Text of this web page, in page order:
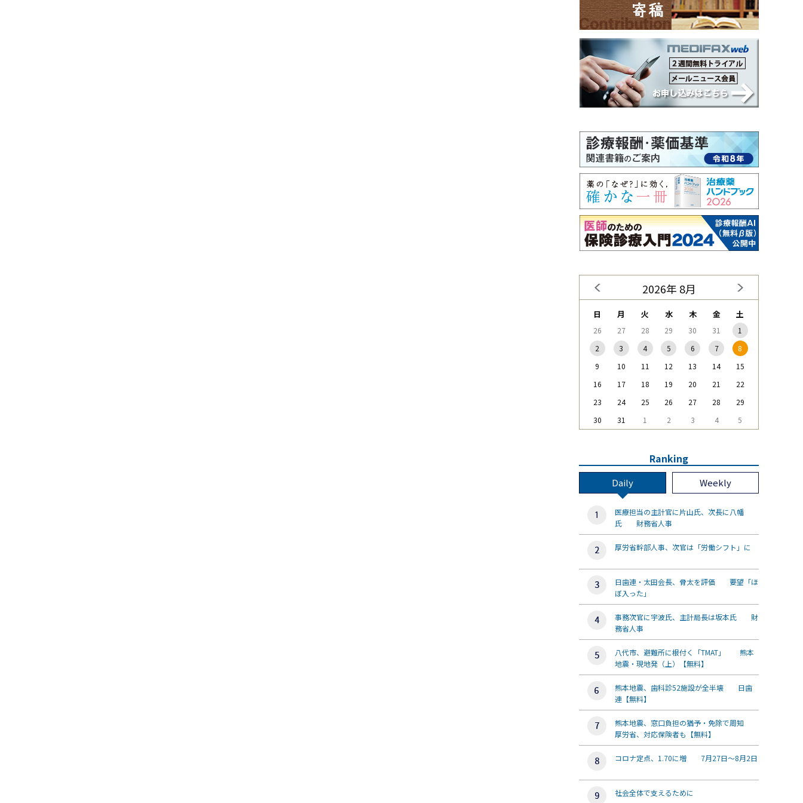
2026年 8月
日 月 火 水 木 金 土
26 27 28 29 30 31
1
2
3 4 5 6 7
8
9
10 11 12 13 14
15
16
17 18 19 20 21
22
23
24 25 26 27 28
29
30
31 1 2 3 4 5
Ranking
Daily Weekly
医療担当の主計官に片山氏、次長に八幡
氏 財務省人事
厚労省幹部人事、次官は「労働シフト」に
日歯連・太田会長、骨太を評価 要望「ほ
ぼ入った」
事務次官に宇波氏、主計局長は坂本氏 財
務省人事
八代市、避難所に根付く「TMAT」 熊本
地震・現地発（上）【無料】
熊本地震、歯科診52施設が全半壊 日歯
連【無料】
熊本地震、窓口負担の猶予・免除で周知
厚労省、対応保険者も【無料】
コロナ定点、1.70に増 7月27日～8月2日
社会全体で支えるために